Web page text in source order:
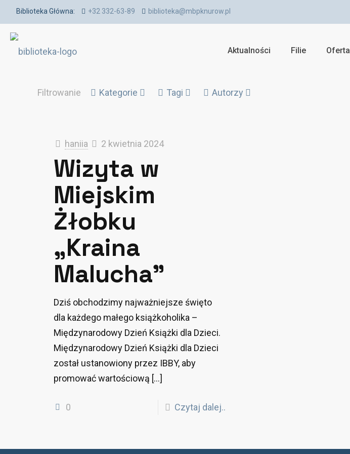
Biblioteka Główna: +32 332-63-89 biblioteka@mbpknurow.pl
Aktualności Filie Oferta
Filtrowanie Kategorie Tagi Autorzy
haniia 2 kwietnia 2024
Wizyta w
Miejskim
Żłobku
„Kraina
Malucha”
Dziś obchodzimy najważniejsze święto
dla każdego małego książkoholika –
Międzynarodowy Dzień Książki dla Dzieci.
Międzynarodowy Dzień Książki dla Dzieci
został ustanowiony przez IBBY, aby
promować wartościową […]
0 Czytaj dalej..